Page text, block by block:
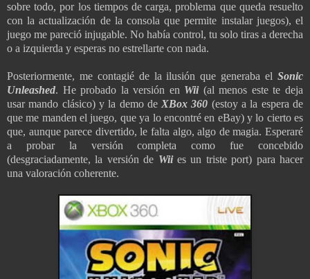
sobre todo, por los tiempos de carga, problema que queda resuelto
con la actualización de la consola que permite instalar juegos), el
juego me pareció injugable. No había control, tu solo tiras a derecha
o a izquierda y esperas no estrellarte con nada.
Posteriormente, me contagié de la ilusión que generaba el Sonic
Unleashed. He probado la versión en Wii (al menos este te deja
usar mando clásico) y la demo de XBox 360 (estoy a la espera de
que me manden el juego, que ya lo encontré en eBay) y lo cierto es
que, aunque parece divertido, le falta algo, algo de magia. Esperaré
a probar la versión completa como fue concebido
(desgraciadamente, la versión de Wiies un triste port) para hacer
una valoración coherente.